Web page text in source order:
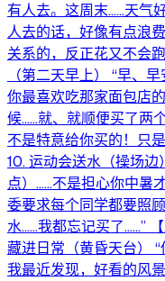
有人去。这周末……天气
人去的话，好像有点浪
关系的，反正花又不会
（第二天早上） “早、
你最喜欢吃那家面包店
候……就、就顺便买了两
不是特意给你买的！只
10. 运动会送水（操场
点）……不是担心你中暑
委要求每个同学都要照
水……我都忘记买了……”
藏进日常（黄昏天台）
我最近发现，好看的风